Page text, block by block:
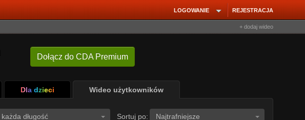
REJESTRACJA
LOGOWANIE
+ dodaj wideo
Dołącz do CDA Premium
Dla dzieci Wideo użytkowników
każda długość Sortuj po: Najtrafniejsze